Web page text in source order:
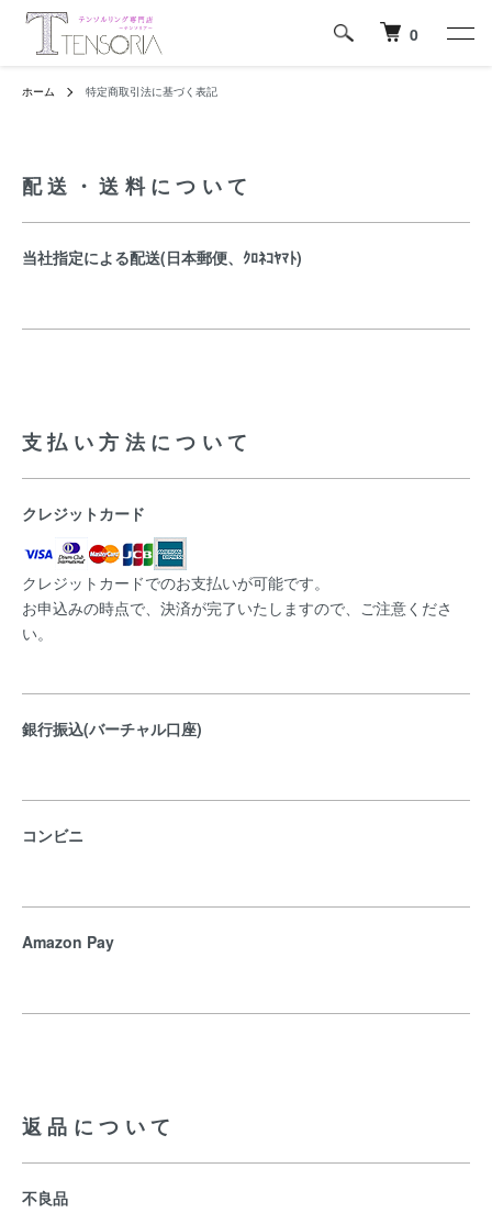
0
ホーム 特定商取引法に基づく表記
配送・送料について
当社指定による配送(日本郵便、ｸﾛﾈｺﾔﾏﾄ)
支払い方法について
クレジットカード
クレジットカードでのお支払いが可能です。
お申込みの時点で、決済が完了いたしますので、ご注意くださ
い。
銀行振込(バーチャル口座)
コンビニ
Amazon Pay
返品について
不良品